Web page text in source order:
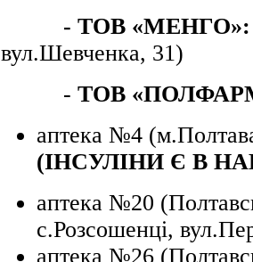
- ТОВ
вул.Шевченка, 31)
- ТОВ
аптека №4
(ІНСУЛІНИ Є В
аптека №20
с.Розсошенці,
аптека №26